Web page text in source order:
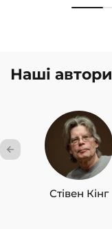
Наші автори
Стівен Кінг